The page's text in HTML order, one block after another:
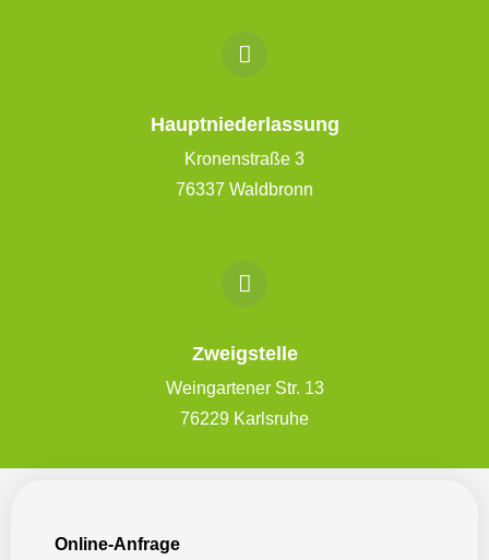
Hauptniederlassung
Kronenstraße 3
76337 Waldbronn
Zweigstelle
Weingartener Str. 13
76229 Karlsruhe
Online-Anfrage